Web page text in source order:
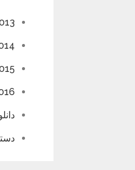
2013
2014
2015
2016